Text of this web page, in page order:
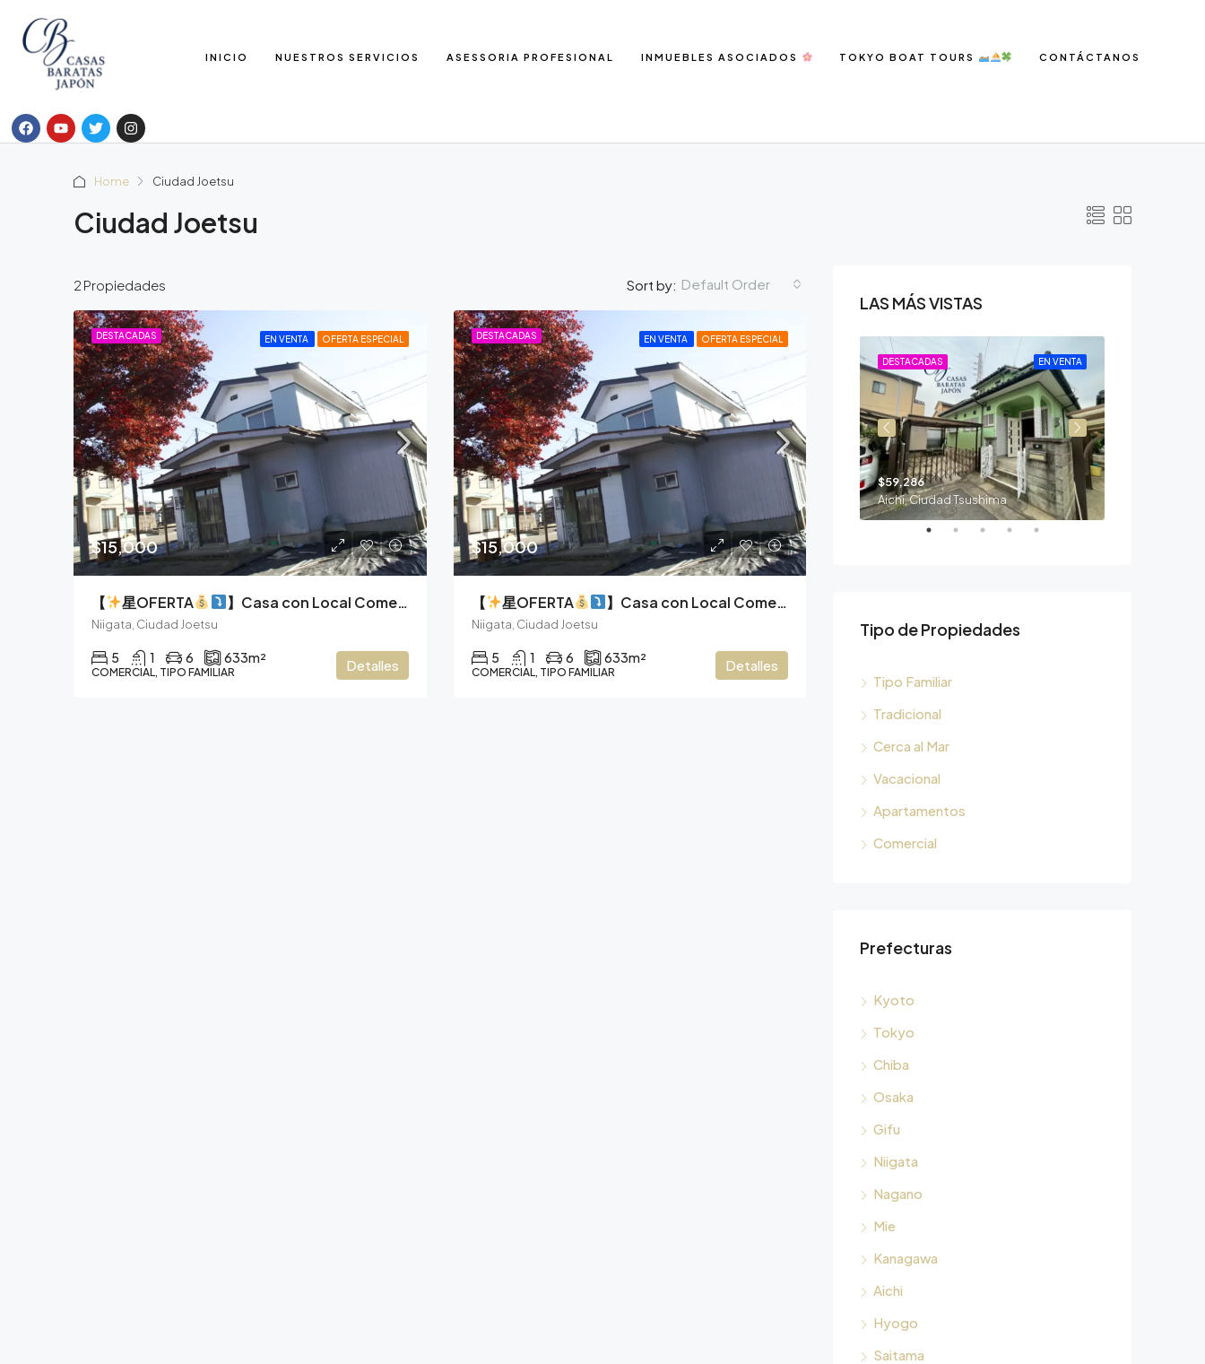
INICIO NUESTROS SERVICIOS ASESSORIA PROFESIONAL INMUEBLES ASOCIADOS TOKYO BOAT TOURS CONTÁCTANOS
Home Ciudad Joetsu
Ciudad Joetsu
2 Propiedades Sort by: Default Order
DESTACADAS EN VENTA OFERTA ESPECIAL
$15,000
【 星OFERTA 】Casa con Local Comercial en Esquina, Vive y Emprende en el Corazón de Soneda.
Niigata, Ciudad Joetsu
5 1 6 633m²
COMERCIAL, TIPO FAMILIAR Detalles
DESTACADAS EN VENTA OFERTA ESPECIAL
$15,000
【 星OFERTA 】Casa con Local Comercial en Esquina, Vive y Emprende en el Corazón de Soneda.
Niigata, Ciudad Joetsu
5 1 6 633m²
COMERCIAL, TIPO FAMILIAR Detalles
LAS MÁS VISTAS
DESTACADAS
$13,571
EN VENTA
DESTACADAS
$59,286
Aichi, Ciudad Tsushima
Tipo de Propiedades
Tipo Familiar
Tradicional
Cerca al Mar
Vacacional
Apartamentos
Comercial
Prefecturas
Kyoto
Tokyo
Chiba
Osaka
Gifu
Niigata
Nagano
Mie
Kanagawa
Aichi
Hyogo
Saitama